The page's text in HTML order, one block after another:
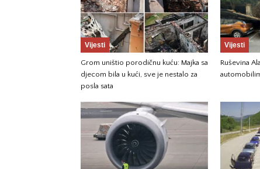
Vijesti
Grom uništio porodičnu kuću: Majka sa
djecom bila u kući, sve je nestalo za
posla sata
Vijesti
Ruševina